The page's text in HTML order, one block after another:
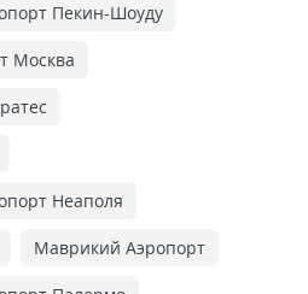
Пекин-Шоуду
Москва
Неаполя
Маврикий Аэропорт